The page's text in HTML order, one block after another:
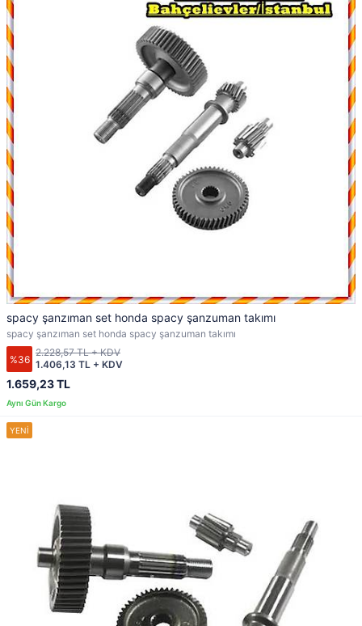
spacy şanzıman set honda spacy şanzuman takımı
spacy şanzıman set honda spacy şanzuman takımı
%36
1.659,23 TL
1.406,13 TL + KDV
2.228,57 TL + KDV